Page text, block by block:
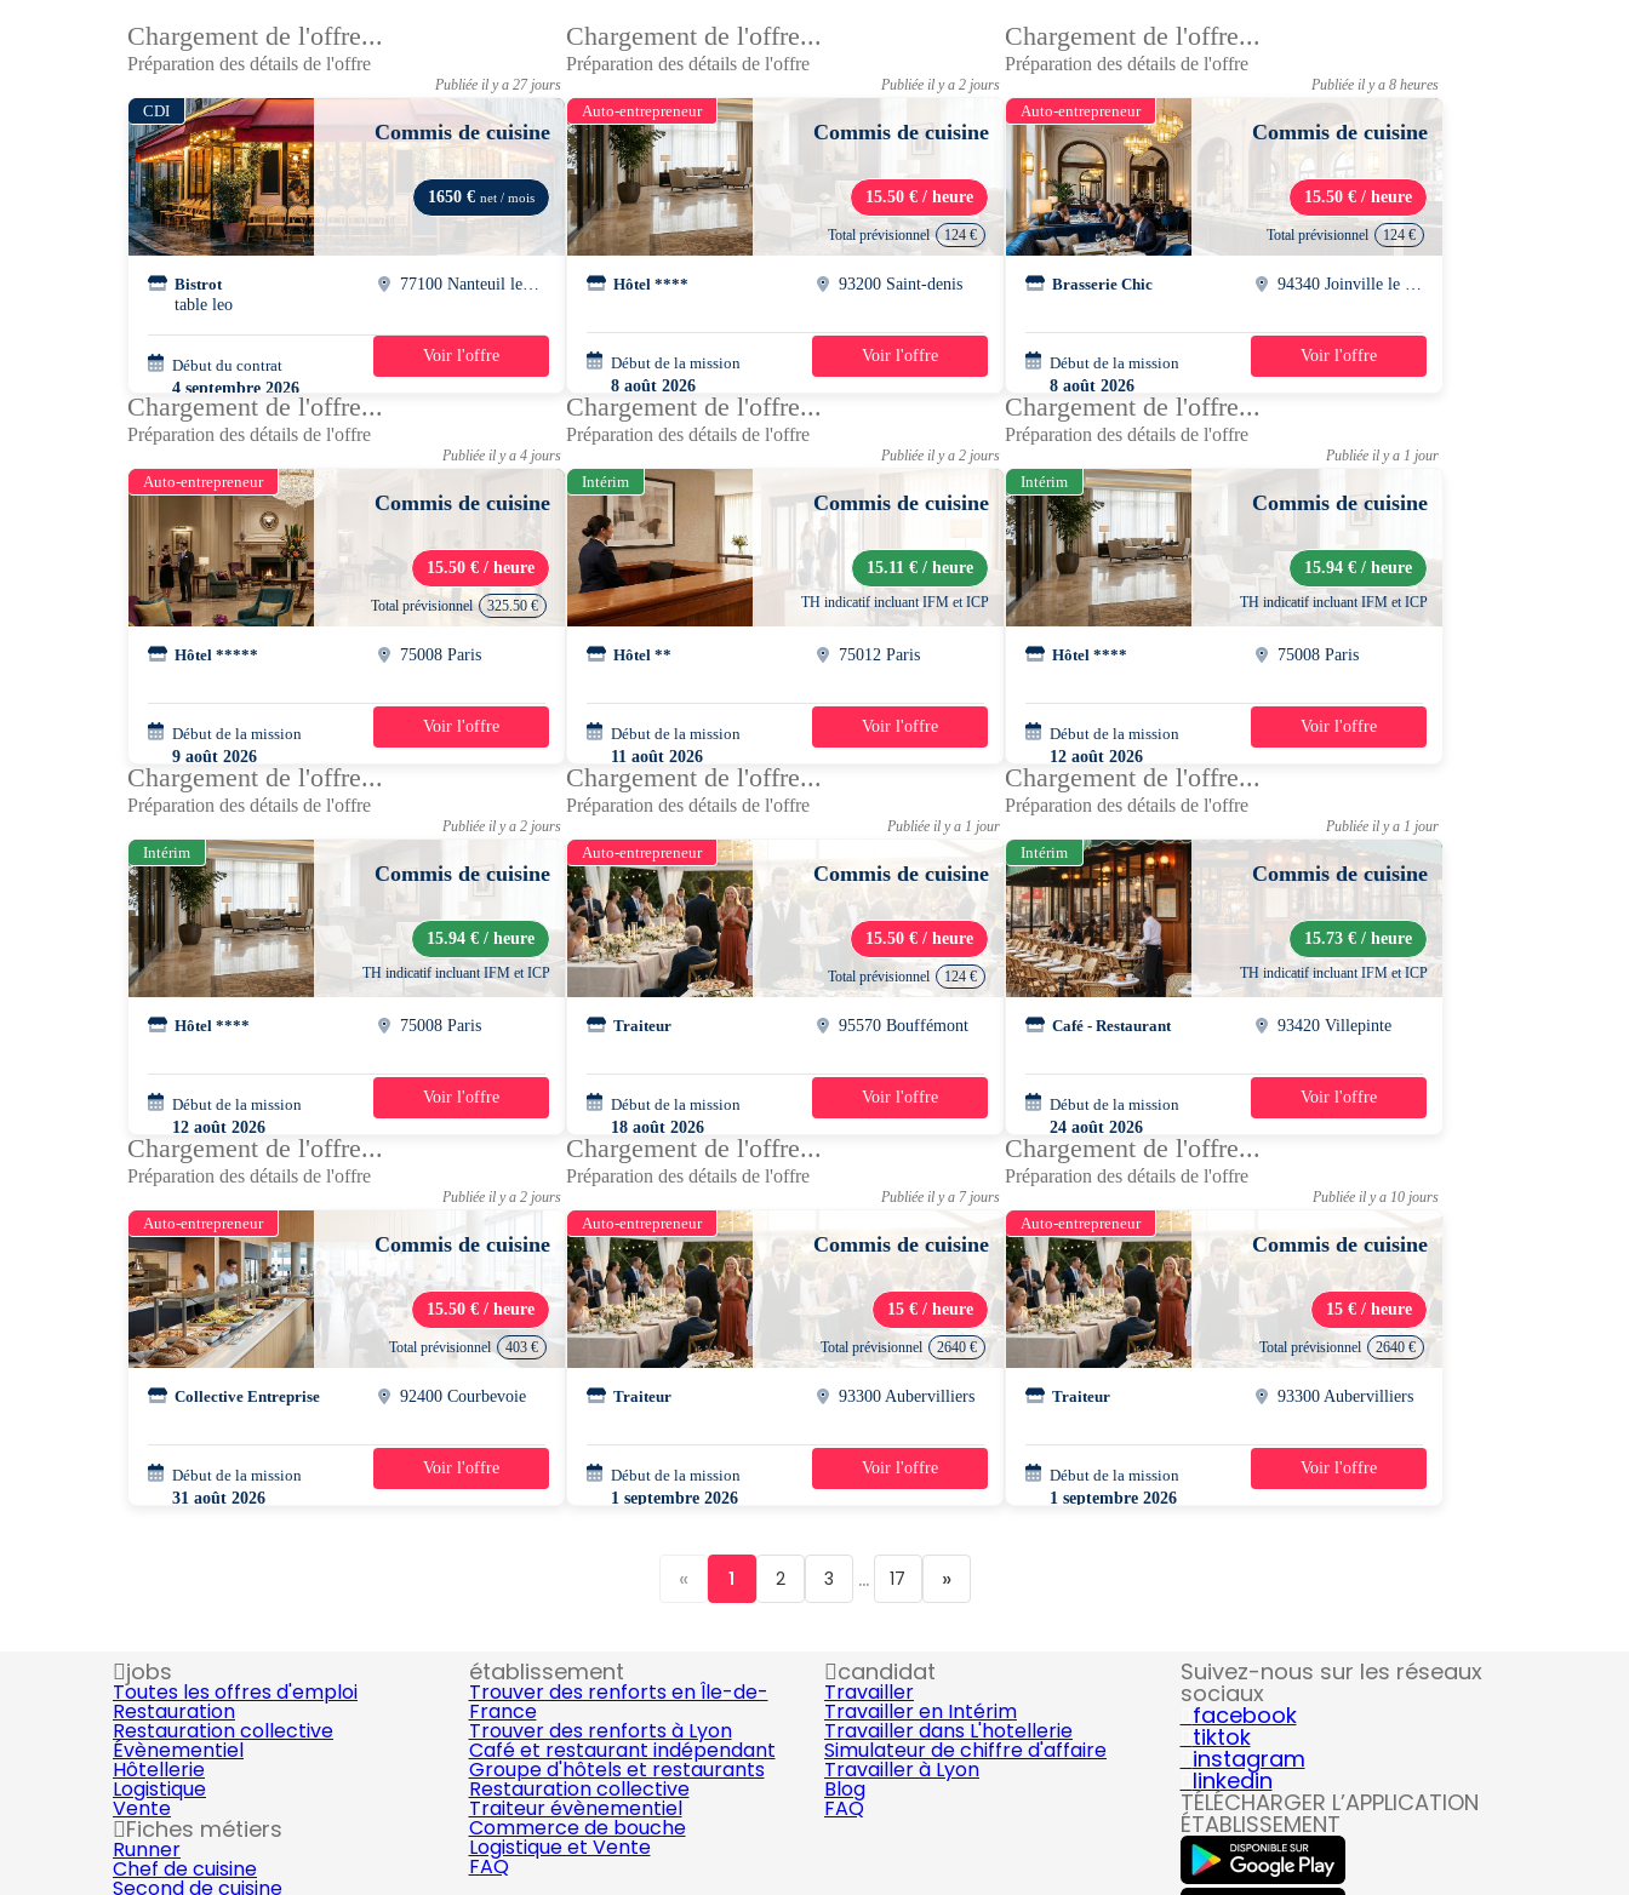
Chargement de l'offre...
Préparation des détails de l'offre
Publiée il y a 27 jours
CDI
Commis de cuisine
1650 € net / mois
Bistrot
table leo
Début du contrat
4 septembre 2026
39h30/semaine
Voir l'offre
Chargement de l'offre...
Préparation des détails de l'offre
Publiée il y a 2 jours
Auto-entrepreneur
Commis de cuisine
15.50 € / heure
Total prévisionnel 124 €
Hôtel **** 93200 Saint-denis
Début de la mission
8 août 2026
06h00 - 14h30
1 jour
Voir l'offre
Chargement de l'offre...
Préparation des détails de l'offre
Publiée il y a 8 heures
Auto-entrepreneur
Commis de cuisine
15.50 € / heure
Total prévisionnel 124 €
Brasserie Chic
Début de la mission
8 août 2026
10h00 - 22h30
1 jour
Voir l'offre
Chargement de l'offre...
Préparation des détails de l'offre
Publiée il y a 4 jours
Auto-entrepreneur
Commis de cuisine
15.50 € / heure
Total prévisionnel 325.50 €
Hôtel ***** 75008 Paris
Début de la mission
9 août 2026
08h00 - 15h30
2 semaines
Voir l'offre
Chargement de l'offre...
Préparation des détails de l'offre
Publiée il y a 2 jours
Intérim
Commis de cuisine
15.11 € / heure
TH indicatif incluant IFM et ICP
Hôtel ** 75012 Paris
Début de la mission
11 août 2026
09h00 - 16h00
2 semaines
Voir l'offre
Chargement de l'offre...
Préparation des détails de l'offre
Publiée il y a 1 jour
Intérim
Commis de cuisine
15.94 € / heure
TH indicatif incluant IFM et ICP
Hôtel **** 75008 Paris
Début de la mission
12 août 2026
16h00 - 23h30
2 jours
Voir l'offre
Chargement de l'offre...
Préparation des détails de l'offre
Publiée il y a 2 jours
Intérim
Commis de cuisine
15.94 € / heure
TH indicatif incluant IFM et ICP
Hôtel **** 75008 Paris
Début de la mission
12 août 2026
16h00 - 23h30
2 jours
Voir l'offre
Chargement de l'offre...
Préparation des détails de l'offre
Publiée il y a 1 jour
Auto-entrepreneur
Commis de cuisine
15.50 € / heure
Total prévisionnel 124 €
Traiteur 95570 Bouffémont
Début de la mission
18 août 2026
15h00 - 23h00
1 jour
Voir l'offre
Chargement de l'offre...
Préparation des détails de l'offre
Publiée il y a 1 jour
Intérim
Commis de cuisine
15.73 € / heure
TH indicatif incluant IFM et ICP
Café - Restaurant 93420 Villepinte
Début de la mission
24 août 2026
17h00 - 22h30
5 jours
Voir l'offre
Chargement de l'offre...
Préparation des détails de l'offre
Publiée il y a 2 jours
Auto-entrepreneur
Commis de cuisine
15.50 € / heure
Total prévisionnel 403 €
Collective Entreprise 92400 Courbevoie
Début de la mission
31 août 2026
4 jours
Voir l'offre
Chargement de l'offre...
Préparation des détails de l'offre
Publiée il y a 7 jours
Auto-entrepreneur
Commis de cuisine
15 € / heure
Total prévisionnel 2640 €
Traiteur 93300 Aubervilliers
Début de la mission
1 septembre 2026
1 mois
Voir l'offre
Chargement de l'offre...
Préparation des détails de l'offre
Publiée il y a 10 jours
Auto-entrepreneur
Commis de cuisine
15 € / heure
Total prévisionnel 2640 €
Traiteur 93300 Aubervilliers
Début de la mission
1 septembre 2026
1 mois
Voir l'offre
« 1 2 3 ... 17 »
jobs
Toutes les offres d'emploi
Restauration
Restauration collective
Évènementiel
Hôtellerie
Logistique
Vente
Fiches métiers
Runner
Chef de cuisine
Second de cuisine
établissement
Trouver des renforts en Île-de-
France
Trouver des renforts à Lyon
Café et restaurant indépendant
Groupe d'hôtels et restaurants
Restauration collective
Traiteur évènementiel
Commerce de bouche
Logistique et Vente
FAQ
candidat
Travailler
Travailler en Intérim
Travailler dans L'hotellerie
Simulateur de chiffre d'affaire
Travailler à Lyon
Blog
FAQ
Suivez-nous sur les réseaux
sociaux
facebook
tiktok
instagram
linkedin
TÉLÉCHARGER L’APPLICATION
ÉTABLISSEMENT